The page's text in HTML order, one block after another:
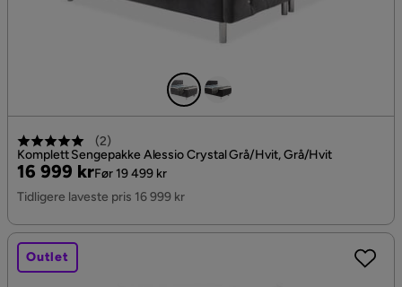
(2)
Komplett Sengepakke Alessio Crystal Grå/Hvit, Grå/Hvit
Pris
16 999 kr
Original
Pris
Før 19 499 kr
Tidligere laveste pris 16 999 kr
Outlet